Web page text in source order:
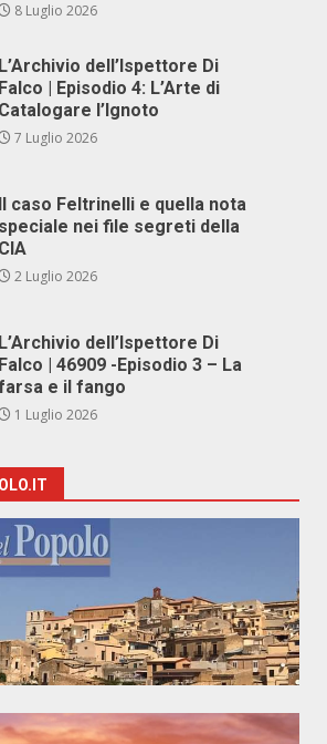
8 Luglio 2026
L’Archivio dell’Ispettore Di
Falco | Episodio 4: L’Arte di
Catalogare l’Ignoto
7 Luglio 2026
Il caso Feltrinelli e quella nota
speciale nei file segreti della
CIA
2 Luglio 2026
L’Archivio dell’Ispettore Di
Falco | 46909 -Episodio 3 – La
e il fango
1 Luglio 2026